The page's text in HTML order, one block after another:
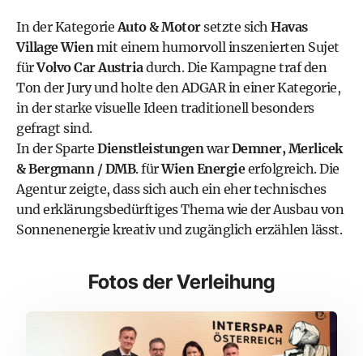
In der KategorieAuto & Motorsetzte sich Havas
Village Wienmit einem humorvoll inszenierten Sujet
fürVolvo Car Austriadurch. Die Kampagne traf den
Ton der Jury und holte den ADGAR in einer Kategorie,
in der starke visuelle Ideen traditionell besonders
gefragt sind.
In der Sparte DienstleistungenwarDemner, Merlicek
& Bergmann / DMB. fürWien Energieerfolgreich. Die
Agentur zeigte, dass sich auch ein eher technisches
und erklärungsbedürftiges Thema wie der Ausbau von
Sonnenenergie kreativ und zugänglich erzählen lässt.
Fotos der Verleihung